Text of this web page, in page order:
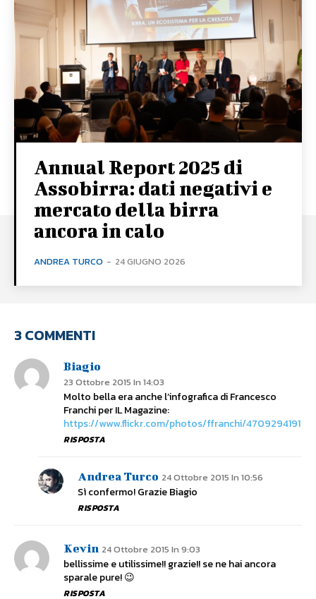
Annual Report 2025 di
Assobirra: dati negativi e
mercato della birra
ancora in calo
ANDREA TURCO - 24 GIUGNO 2026
3 COMMENTI
Biagio
23 Ottobre 2015 In 14:03
Molto bella era anche l’infografica di Francesco
Franchi per IL Magazine:
https://www.flickr.com/photos/ffranchi/4709294191
RISPOSTA
Andrea Turco 24 Ottobre 2015 In 10:56
Sì confermo! Grazie Biagio
RISPOSTA
Kevin 24 Ottobre 2015 In 9:03
bellissime e utilissime!! grazie!! se ne hai ancora
sparale pure! 😉
RISPOSTA